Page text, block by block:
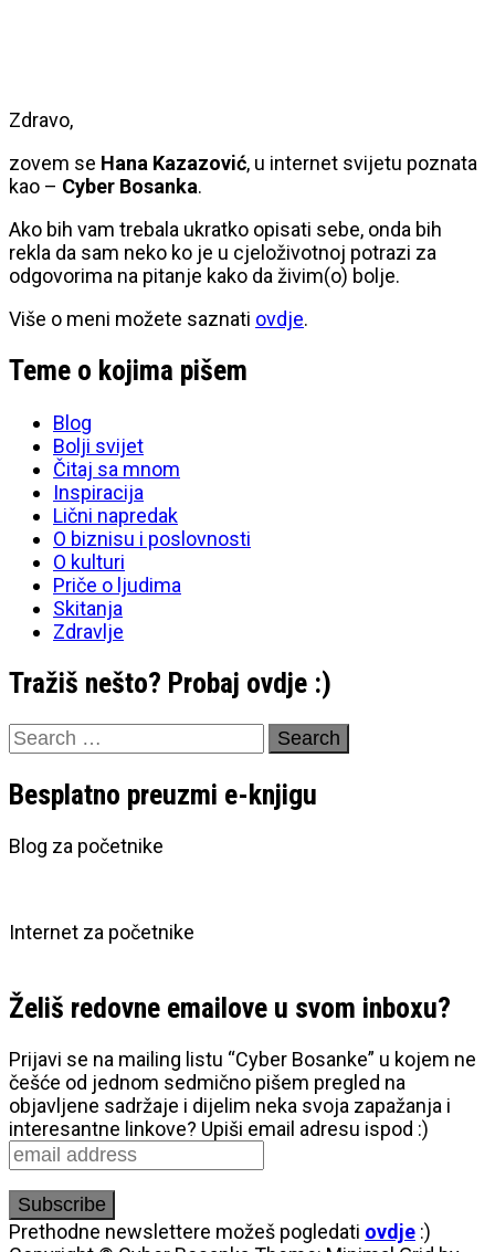
Zdravo,
zovem se Hana Kazazović, u internet svijetu poznata
kao – Cyber Bosanka.
Ako bih vam trebala ukratko opisati sebe, onda bih
rekla da sam neko ko je u cjeloživotnoj potrazi za
odgovorima na pitanje kako da živim(o) bolje.
Više o meni možete saznati ovdje.
Teme o kojima pišem
Blog
Bolji svijet
Čitaj sa mnom
Inspiracija
Lični napredak
O biznisu i poslovnosti
O kulturi
Priče o ljudima
Skitanja
Zdravlje
Tražiš nešto? Probaj ovdje :)
Search
for:
Besplatno preuzmi e-knjigu
Blog za početnike
Internet za početnike
Želiš redovne emailove u svom inboxu?
Prijavi se na mailing listu “Cyber Bosanke” u kojem ne
češće od jednom sedmično pišem pregled na
objavljene sadržaje i dijelim neka svoja zapažanja i
interesantne linkove? Upiši email adresu ispod :)
Prethodne newslettere možeš pogledati ovdje :)